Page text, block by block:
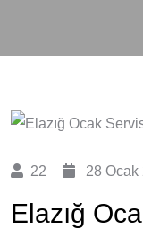
22 28 Ocak
Elazığ